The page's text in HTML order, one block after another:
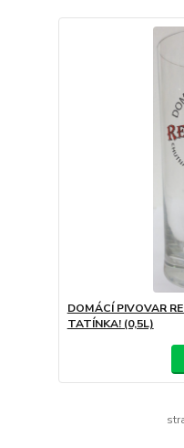
DOMÁCÍ PIVOVAR
TATÍNKA! (0,5L)